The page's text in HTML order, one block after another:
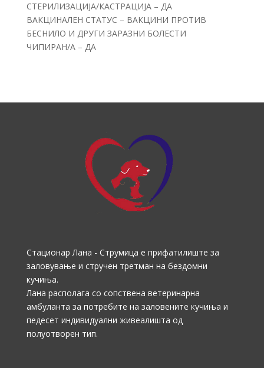
СТЕРИЛИЗАЦИЈА/КАСТРАЦИЈА – ДА
ВАКЦИНАЛЕН СТАТУС – ВАКЦИНИ ПРОТИВ
БЕСНИЛО И ДРУГИ ЗАРАЗНИ БОЛЕСТИ
ЧИПИРАН/А – ДА
Стационар Лана - Струмица е прифатилиште за
заловување и стручен третман на бездомни
кучиња.
Лана располага со сопствена ветеринарна
амбуланта за потребите на заловените кучиња и
педесет индивидуални живеалишта од
полуотворен тип.